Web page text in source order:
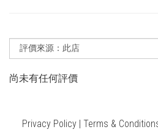
尚未有任何評價
Privacy Policy | Terms &